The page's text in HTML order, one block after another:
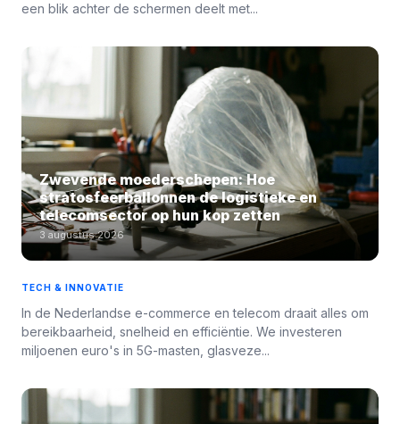
een blik achter de schermen deelt met...
Zwevende moederschepen: Hoe
stratosfeerballonnen de logistieke en
telecomsector op hun kop zetten
3 augustus 2026
TECH & INNOVATIE
In de Nederlandse e-commerce en telecom draait alles om
bereikbaarheid, snelheid en efficiëntie. We investeren
miljoenen euro's in 5G-masten, glasveze...